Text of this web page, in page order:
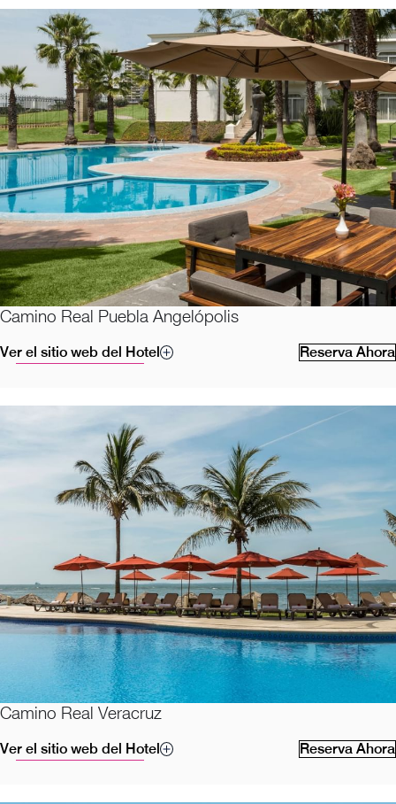
Camino Real Puebla Angelópolis
Ver el sitio web del Hotel Reserva Ahora
Camino Real Veracruz
Ver el sitio web del Hotel Reserva Ahora